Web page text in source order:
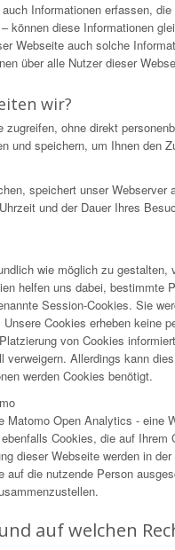
Informationen erfassen,
können diese Informationen
Webseite auch solche
über alle Nutzer dieser
wir?
zugreifen, ohne direkt
und speichern, um Ihnen den
speichert unser
und der Dauer Ihres
wie möglich zu
helfen uns dabei, bestimmte
Session-Cookies. Sie
Cookies erheben keine
von Cookies
verweigern. Allerdings kann
werden Cookies benötigt.
Matomo Open Analytics - eine
Cookies, die auf
dieser Webseite werden in
die nutzende Person
auf welchen